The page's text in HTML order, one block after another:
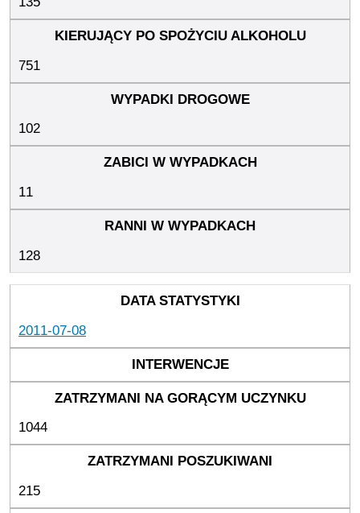
751
102
11
128
2011-07-08
1044
215